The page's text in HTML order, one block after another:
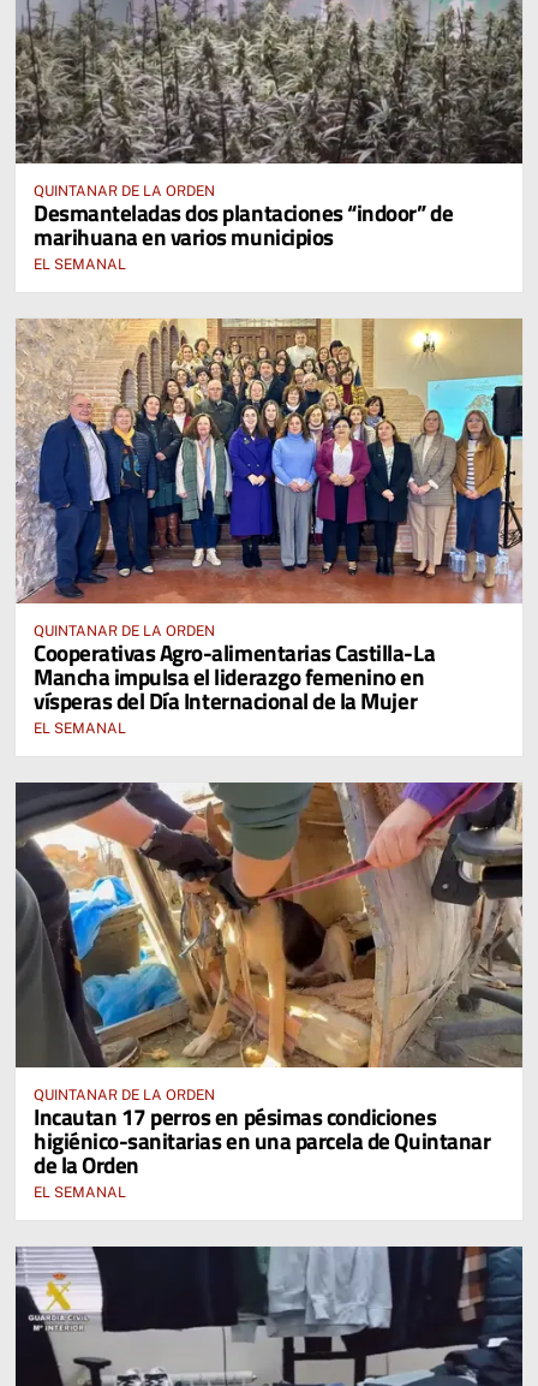
QUINTANAR DE LA ORDEN
Desmanteladas dos plantaciones “indoor” de
marihuana en varios municipios
EL SEMANAL
QUINTANAR DE LA ORDEN
Cooperativas Agro-alimentarias Castilla-La
Mancha impulsa el liderazgo femenino en
vísperas del Día Internacional de la Mujer
EL SEMANAL
QUINTANAR DE LA ORDEN
Incautan 17 perros en pésimas condiciones
higiénico-sanitarias en una parcela de Quintanar
de la Orden
EL SEMANAL